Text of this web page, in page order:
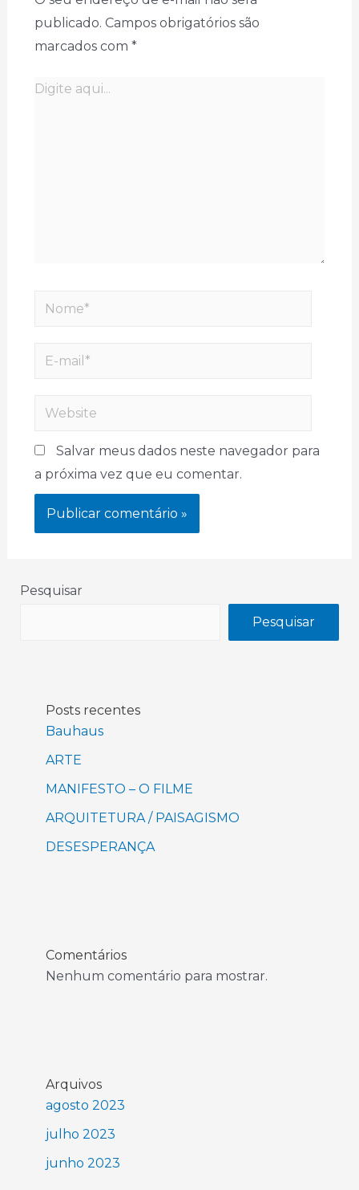
publicado. Campos obrigatórios são
marcados com *
Salvar meus dados neste navegador para
a próxima vez que eu comentar.
Pesquisar
Pesquisar
Posts recentes
Bauhaus
ARTE
MANIFESTO – O FILME
ARQUITETURA / PAISAGISMO
DESESPERANÇA
Comentários
Nenhum comentário para mostrar.
Arquivos
agosto 2023
julho 2023
junho 2023